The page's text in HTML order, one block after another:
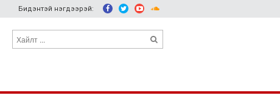
Бидэнтэй нэгдээрэй: